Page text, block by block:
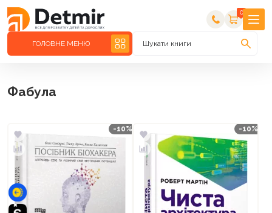
0
ГОЛОВНЕ МЕНЮ Шукати книги
Фабула
-10% -10%